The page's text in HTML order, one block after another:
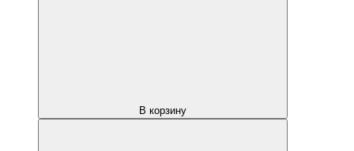
В корзину